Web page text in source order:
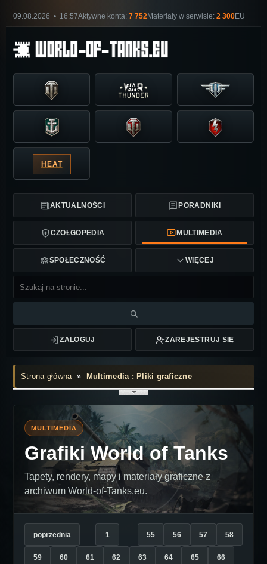
09.08.2026 • 16:57Aktywne konta: 7 752Materiały w serwisie: 2 300EU
HEAT
AKTUALNOŚCI PORADNIKI
CZOŁGOPEDIA MULTIMEDIA
SPOŁECZNOŚĆ WIĘCEJ
ZALOGUJ ZAREJESTRUJ SIĘ
Strona główna» Multimedia : Pliki graficzne
MULTIMEDIA
Grafiki World of Tanks
Tapety, rendery, mapy i materiały graficzne z
archiwum World-of-Tanks.eu.
poprzednia 1 ... 55 56 57 58
59 60 61 62 63 64 65 66